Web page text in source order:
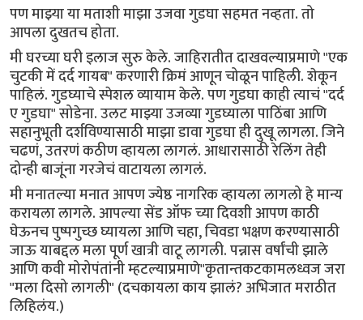
पण माझ्या या मताशी माझा उजवा गुडघा सहमत नव्हता. तो
आपला दुखतच होता.
मी घरच्या घरी इलाज सुरु केले. जाहिरातीत दाखवल्याप्रमाणे "एक
चुटकी में दर्द गायब" करणारी क्रिमं आणून चोळून पाहिली. शेकून
पाहिलं. गुडघ्याचे स्पेशल व्यायाम केले. पण गुडघा काही त्याचं "दर्द
ए गुडघा" सोडेना. उलट माझ्या उजव्या गुडघ्याला पाठिंबा आणि
सहानुभूती दर्शविण्यासाठी माझा डावा गुडघा ही दुखू लागला. जिने
चढणं, उतरणं कठीण व्हायला लागलं. आधारासाठी रेलिंग तेही
दोन्ही बाजूंना गरजेचं वाटायला लागलं.
मी मनातल्या मनात आपण ज्येष्ठ नागरिक व्हायला लागलो हे मान्य
करायला लागले. आपल्या सेंड ऑफ च्या दिवशी आपण काठी
घेऊनच पुष्पगुच्छ घ्यायला आणि चहा, चिवडा भक्षण करण्यासाठी
जाऊ याबद्दल मला पूर्ण खात्री वाटू लागली. पन्नास वर्षांची झाले
आणि कवी मोरोपंतांनी म्हटल्याप्रमाणे"कृतान्तकटकामलध्वज जरा
"मला दिसो लागली" (दचकायला काय झालं? अभिजात मराठीत
लिहिलंय.)